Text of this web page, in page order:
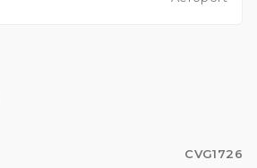
CVG1726